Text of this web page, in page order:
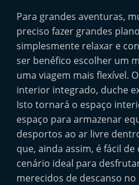
u
o
m
ó
v
e
l
e
Para grandes aventuras,
preciso fazer grandes
simplesmente relaxar e
ser benéfico escolher um
uma viagem mais flexível.
interior integrado, duche
Isto tornará o espaço
espaço para armazenar
desportos ao ar livre
que, ainda assim, é fácil
cenário ideal para
merecidos de descanso